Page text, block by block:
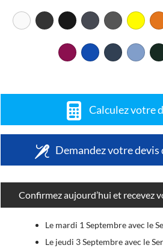
Calculez votre
Demandez votre devis
Confirmez aujourd’hui et recevez
Le mardi 1 Septembre avec le
Le jeudi 3 Septembre avec le